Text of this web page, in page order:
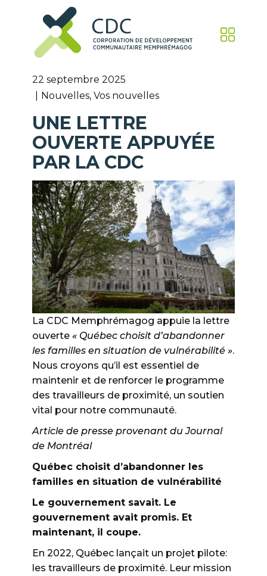
22 septembre 2025
Nouvelles, Vos nouvelles
UNE LETTRE
OUVERTE APPUYÉE
PAR LA CDC
La CDC Memphrémagog appuie la lettre
ouverte « Québec choisit d’abandonner
les familles en situation de vulnérabilité ».
Nous croyons qu’il est essentiel de
maintenir et de renforcer le programme
des travailleurs de proximité, un soutien
vital pour notre communauté.
Article de presse provenant du Journal
de Montréal
Québec choisit d’abandonner les
familles en situation de vulnérabilité
Le gouvernement savait. Le
gouvernement avait promis. Et
maintenant, il coupe.
En 2022, Québec lançait un projet pilote:
les travailleurs de proximité. Leur mission